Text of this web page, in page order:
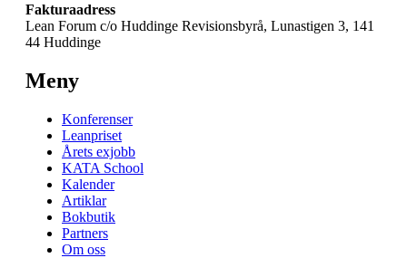
Fakturaadress
Lean Forum c/o Huddinge Revisionsbyrå, Lunastigen 3, 141
44 Huddinge
Meny
Konferenser
Leanpriset
Årets exjobb
KATA School
Kalender
Artiklar
Bokbutik
Partners
Om oss